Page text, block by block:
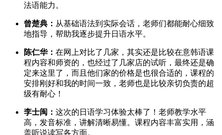
法语能力。
曾楚典： 从基础语法到实际会话，老师们都能耐心细致
地指导，帮助我逐步提升日语水平。
陈仁华： 在网上对比了几家，其实还是比较在意韩语课
程内容和师资的，也经过了几家店的试听，最终还是确
定来这里了，而且他们家的价格是也很合适的，课程的
安排刚好和我的时间一致，老师也是比较亲切负责的超
级有耐心！
李士闽： 这次的日语学习体验太棒了！老师教学水平
高，发音标准，讲解清晰易懂。课程内容丰富实用，涵
盖听说读写各方面。